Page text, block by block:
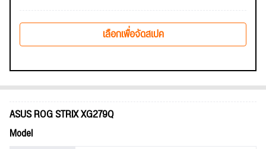
เลือกเพื่อจัดสเปค
ASUS ROG STRIX XG279Q
Model